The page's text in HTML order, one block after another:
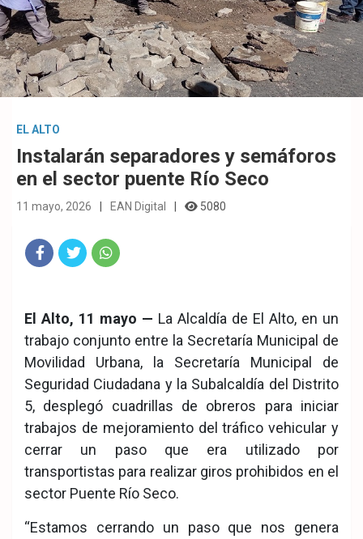
EL ALTO
Instalarán separadores y semáforos
en el sector puente Río Seco
11 mayo, 2026 EAN Digital 5080
eb
ook
ter
tsA
pp
El Alto, 11 mayo — La Alcaldía de El Alto, en un
trabajo conjunto entre la Secretaría Municipal de
Movilidad Urbana, la Secretaría Municipal de
Seguridad Ciudadana y la Subalcaldía del Distrito
5, desplegó cuadrillas de obreros para iniciar
trabajos de mejoramiento del tráfico vehicular y
cerrar un paso que era utilizado por
transportistas para realizar giros prohibidos en el
sector Puente Río Seco.
“Estamos cerrando un paso que nos genera